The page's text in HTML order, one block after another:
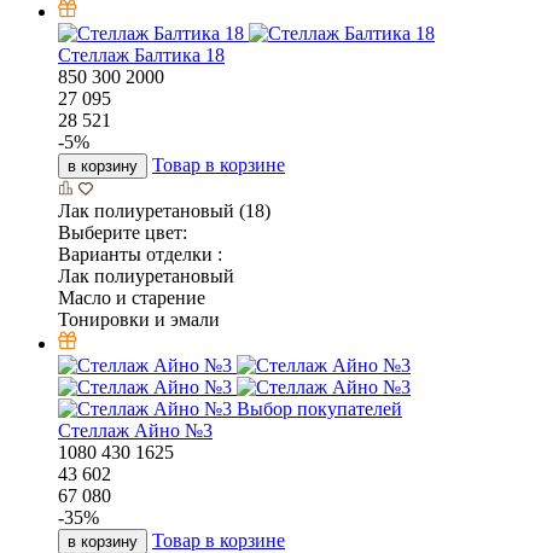
Стеллаж Балтика 18
850 300 2000
27 095
28 521
-5%
в корзину Товар в корзине
Лак полиуретановый (18)
Выберите цвет:
Варианты отделки :
Лак полиуретановый
Масло и старение
Тонировки и эмали
Выбор покупателей
Стеллаж Айно №3
1080 430 1625
43 602
67 080
-35%
в корзину Товар в корзине